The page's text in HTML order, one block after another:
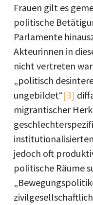
Frauen gilt es
politische
Parlamente
Akteurinnen in
nicht vertreten
„politisch
ungebildet“[3]
migrantischer
jedoch oft
politische Räume